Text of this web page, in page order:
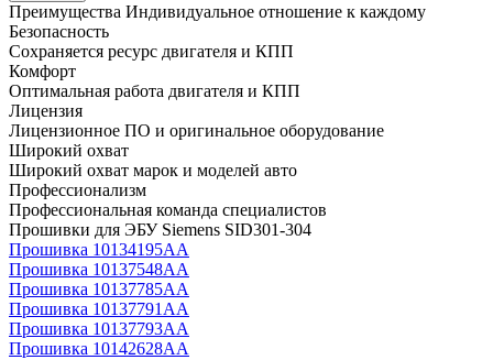
Преимущества Индивидуальное отношение к каждому
Безопасность
Сохраняется ресурс двигателя и КПП
Комфорт
Оптимальная работа двигателя и КПП
Лицензия
Лицензионное ПО и оригинальное оборудование
Широкий охват
Широкий охват марок и моделей авто
Профессионализм
Профессиональная команда специалистов
Прошивки для ЭБУ Siemens SID301-304
Прошивка 10134195AA
Прошивка 10137548AA
Прошивка 10137785AA
Прошивка 10137791AA
Прошивка 10137793AA
Прошивка 10142628AA